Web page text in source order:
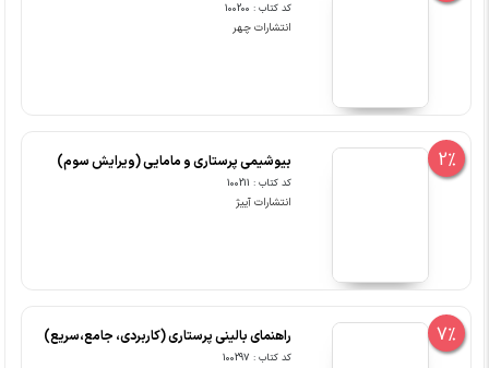
کد کتاب : 100200
انتشارات چهر
2% بیوشیمی پرستاری و مامایی (ویرایش سوم)
کد کتاب : 100211
انتشارات آییژ
7% راهنمای بالینی پرستاری (کاربردی، جامع،سریع)
کد کتاب : 100297